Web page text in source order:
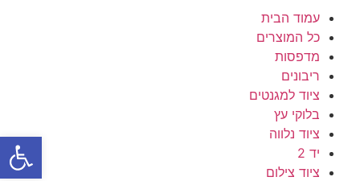
עמוד הבית
כל המוצרים
מדפסות
ריבונים
ציוד למגנטים
בלוקי עץ
ציוד נלווה
יד 2
ציוד צילום
פתח